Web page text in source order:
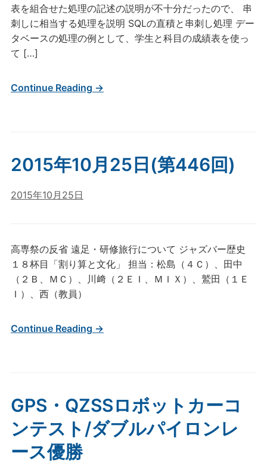
表を組合せた処理の記述の説明が不十分だったので、 串
刺しに相当する処理を説明 SQLの直積と串刺し処理 デー
タベースの処理の例として、学生と科目の成績表を使っ
て […]
Continue Reading →
2015年10月25日(第446回)
2015年10月25日
高専祭の反省 遠足・研修旅行について ジャズバー歴史
１８杯目「割り算と文化」 担当：松島（４Ｃ）、田中
（２Ｂ、ＭＣ）、川﨑（２ＥＩ、ＭＩＸ）、鷲田（１Ｅ
Ｉ）、西（教員）
Continue Reading →
GPS・QZSSロボットカーコ
ンテスト/ダブルパイロンレ
ース優勝